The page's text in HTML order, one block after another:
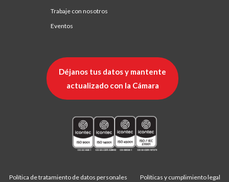
Trabaje con nosotros
Eventos
Déjanos tus datos y mantente
actualizado con la Cámara
Política de tratamiento de datos personales Políticas y cumplimiento legal